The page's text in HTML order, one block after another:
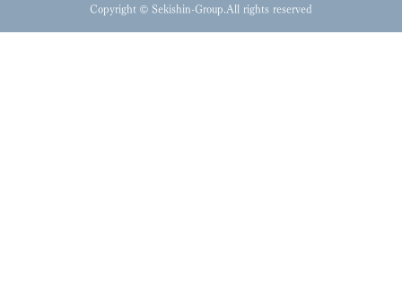
Copyright © Sekishin-Group.All rights reserved